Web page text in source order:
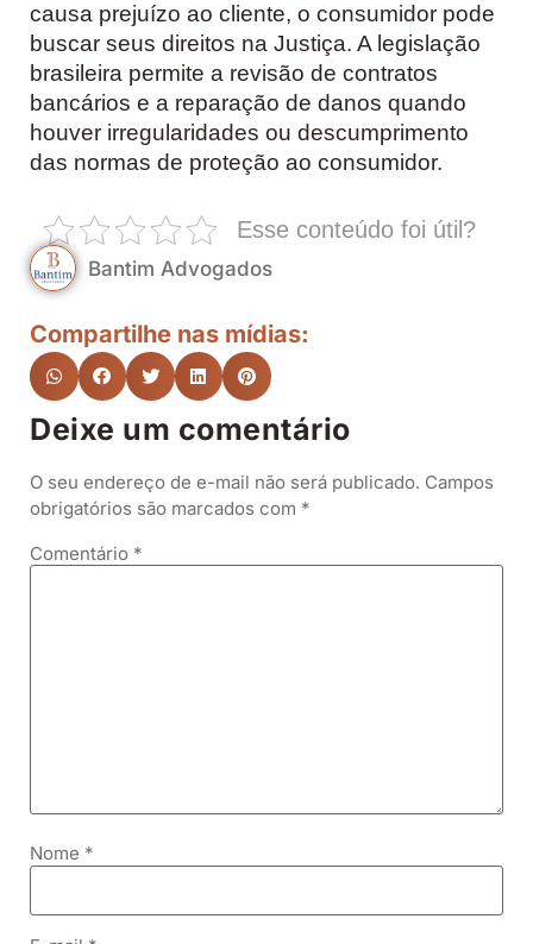
causa prejuízo ao cliente, o consumidor pode
buscar seus direitos na Justiça. A legislação
brasileira permite a revisão de contratos
bancários e a reparação de danos quando
houver irregularidades ou descumprimento
das normas de proteção ao consumidor.
Esse conteúdo foi útil?
Bantim Advogados
Compartilhe nas mídias:
Deixe um comentário
O seu endereço de e-mail não será publicado. Campos
obrigatórios são marcados com *
Comentário *
Nome *